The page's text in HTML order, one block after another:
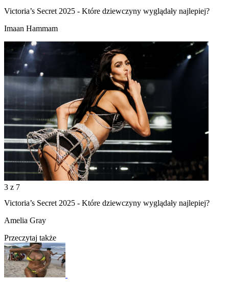
Victoria’s Secret 2025 - Które dziewczyny wyglądały najlepiej?
Imaan Hammam
3 z 7
Victoria’s Secret 2025 - Które dziewczyny wyglądały najlepiej?
Amelia Gray
Przeczytaj także